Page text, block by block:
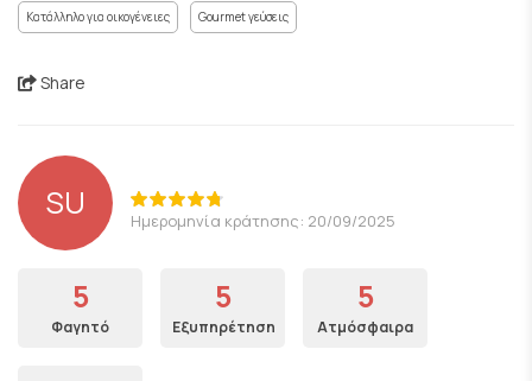
Κατάλληλο για οικογένειες Gourmet γεύσεις
Share
SU Ημερομηνία κράτησης: 20/09/2025
5
Φαγητό
5
Εξυπηρέτηση
5
Ατμόσφαιρα